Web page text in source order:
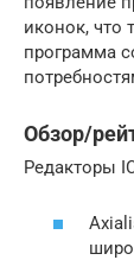
иконок, что
программа
Обзор/
Редакторы